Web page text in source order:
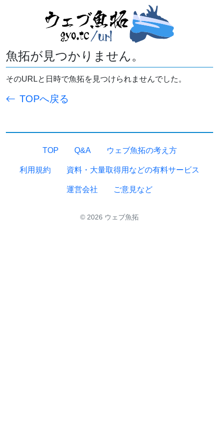
魚拓が見つかりません。
そのURLと日時で魚拓を見つけられませんでした。
TOPへ戻る
TOP Q&A ウェブ魚拓の考え方
利用規約 資料・大量取得用などの有料サービス
運営会社 ご意見など
© 2026 ウェブ魚拓